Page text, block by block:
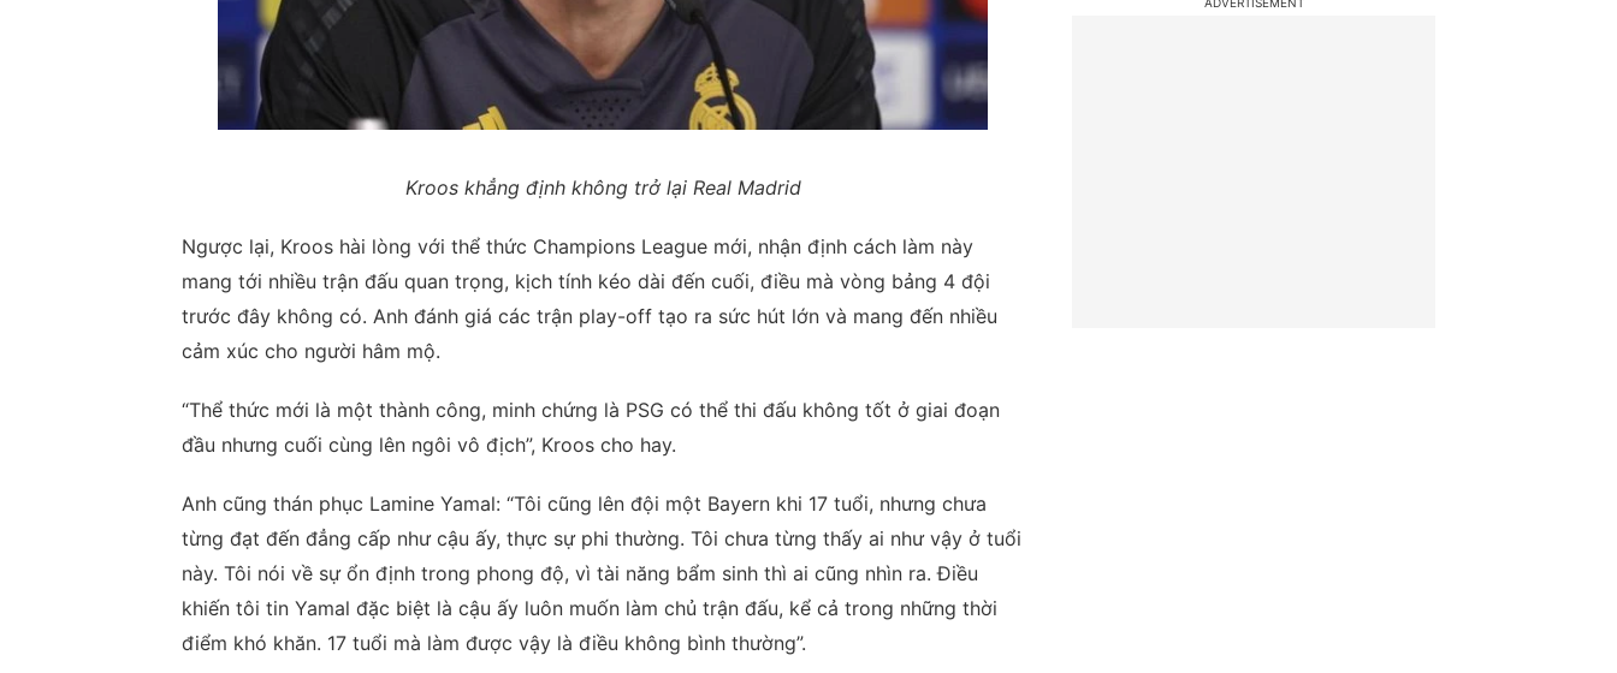
Kroos khẳng định không trở lại Real Madrid
Ngược lại, Kroos hài lòng với thể thức Champions League mới, nhận định cách làm này
mang tới nhiều trận đấu quan trọng, kịch tính kéo dài đến cuối, điều mà vòng bảng 4 đội
trước đây không có. Anh đánh giá các trận play-off tạo ra sức hút lớn và mang đến nhiều
cảm xúc cho người hâm mộ.
“Thể thức mới là một thành công, minh chứng là PSG có thể thi đấu không tốt ở giai đoạn
đầu nhưng cuối cùng lên ngôi vô địch”, Kroos cho hay.
Anh cũng thán phục Lamine Yamal: “Tôi cũng lên đội một Bayern khi 17 tuổi, nhưng chưa
từng đạt đến đẳng cấp như cậu ấy, thực sự phi thường. Tôi chưa từng thấy ai như vậy ở tuổi
này. Tôi nói về sự ổn định trong phong độ, vì tài năng bẩm sinh thì ai cũng nhìn ra. Điều
khiến tôi tin Yamal đặc biệt là cậu ấy luôn muốn làm chủ trận đấu, kể cả trong những thời
điểm khó khăn. 17 tuổi mà làm được vậy là điều không bình thường”.